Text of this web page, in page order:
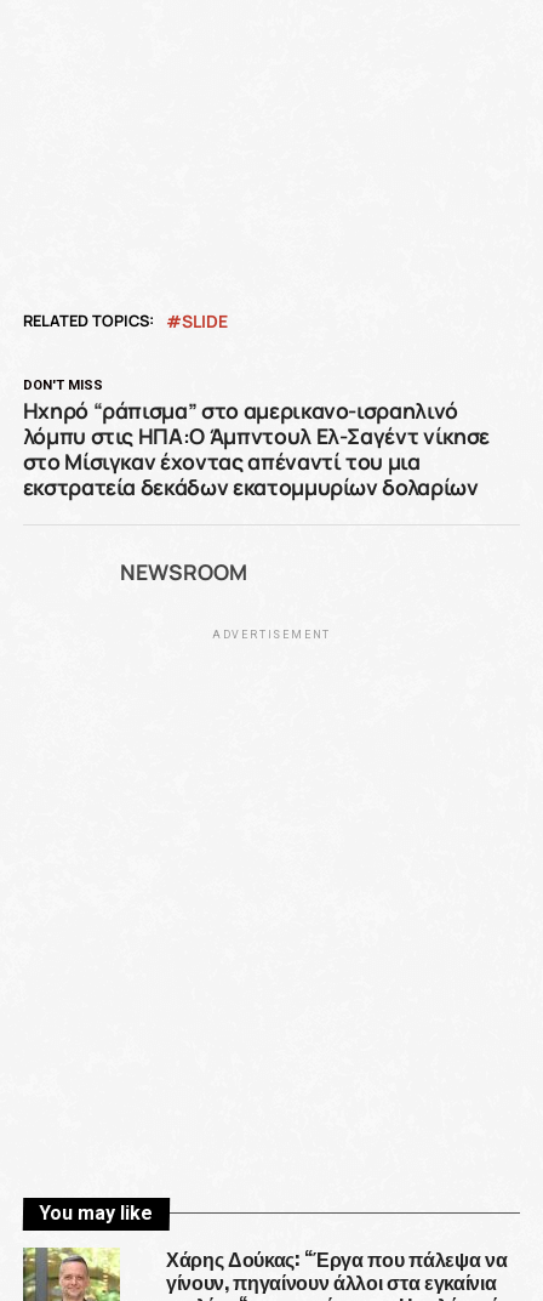
RELATED TOPICS: SLIDE
DON'T MISS
Ηχηρό “ράπισμα” στο αμερικανο-ισραηλινό
λόμπυ στις ΗΠΑ:Ο Άμπντουλ Ελ-Σαγέντ νίκησε
στο Μίσιγκαν έχοντας απέναντί του μια
εκστρατεία δεκάδων εκατομμυρίων δολαρίων
NEWSROOM
ADVERTISEMENT
You may like
Χάρης Δούκας: “Έργα που πάλεψα να
γίνουν, πηγαίνουν άλλοι στα εγκαίνια